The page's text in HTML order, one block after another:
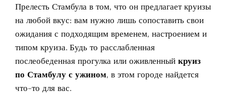
Прелесть Стамбула в том, что он предлагает круизы
на любой вкус: вам нужно лишь сопоставить свои
ожидания с подходящим временем, настроением и
типом круиза. Будь то расслабленная
послеобеденная прогулка или оживленный круиз
по Стамбулу с ужином, в этом городе найдется
что-то для вас.